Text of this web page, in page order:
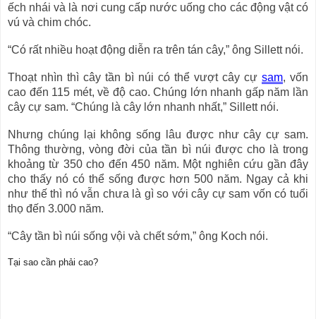
ếch nhái và là nơi cung cấp nước uống cho các động vật có
vú và chim chóc.
“Có rất nhiều hoạt động diễn ra trên tán cây,” ông Sillett nói.
Thoạt nhìn thì cây tần bì núi có thể vượt cây cự sam, vốn
cao đến 115 mét, về độ cao. Chúng lớn nhanh gấp năm lần
cây cự sam. “Chúng là cây lớn nhanh nhất,” Sillett nói.
Nhưng chúng lại không sống lâu được như cây cự sam.
Thông thường, vòng đời của tần bì núi được cho là trong
khoảng từ 350 cho đến 450 năm. Một nghiên cứu gần đây
cho thấy nó có thể sống được hơn 500 năm. Ngay cả khi
như thế thì nó vẫn chưa là gì so với cây cự sam vốn có tuổi
thọ đến 3.000 năm.
“Cây tần bì núi sống vội và chết sớm,” ông Koch nói.
Tại sao cần phải cao?